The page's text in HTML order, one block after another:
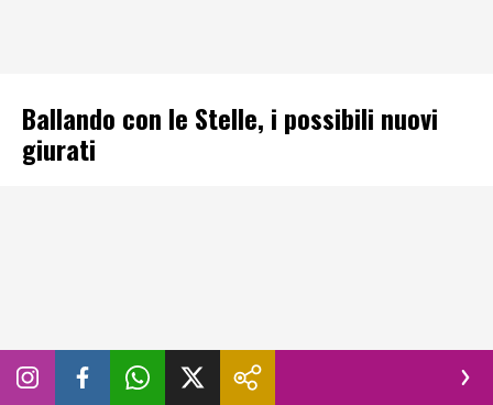
Ballando con le Stelle, i possibili nuovi
giurati